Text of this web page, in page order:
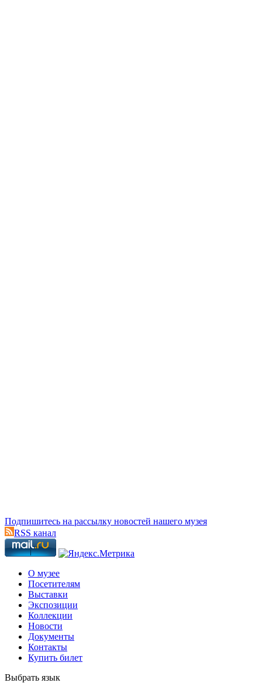
Подпишитесь на рассылку новостей нашего музея
RSS канал
О музее
Посетителям
Выставки
Экспозиции
Коллекции
Новости
Документы
Контакты
Купить билет
Выбрать язык